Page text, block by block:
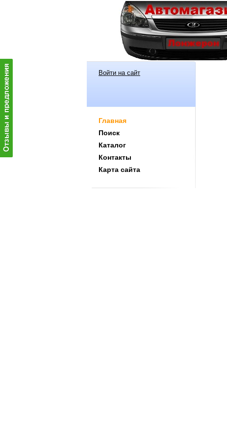
Войти на сайт
Главная
Поиск
Каталог
Контакты
Карта сайта